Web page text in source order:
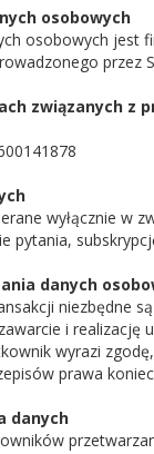
osobowych
osobowych jest
przez
związanych z
wyłącznie w
pytania,
danych
niezbędne
i
wyrazi
prawa
danych